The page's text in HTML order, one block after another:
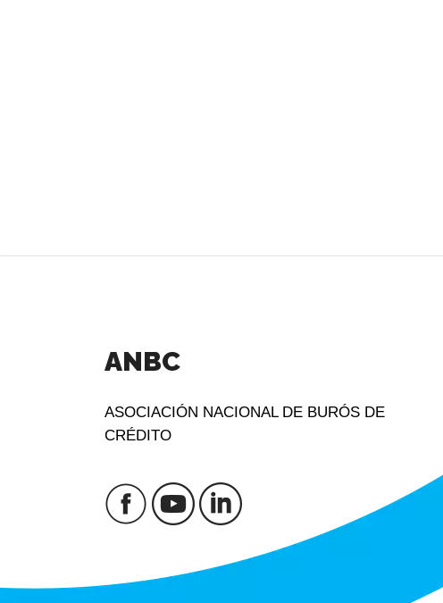
ANBC
ASOCIACIÓN NACIONAL DE BURÓS DE
CRÉDITO